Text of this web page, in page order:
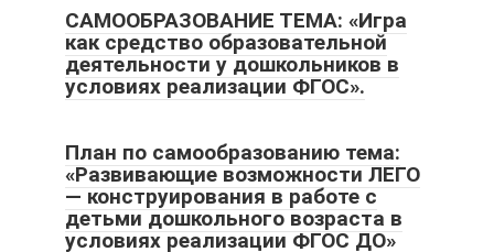
САМООБРАЗОВАНИЕ ТЕМА: «Игра
как средство образовательной
деятельности у дошкольников в
условиях реализации ФГОС».
План по самообразованию тема:
«Развивающие возможности ЛЕГО
— конструирования в работе с
детьми дошкольного возраста в
условиях реализации ФГОС ДО»